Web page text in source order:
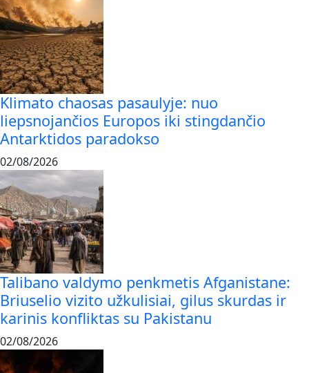
Klimato chaosas pasaulyje: nuo
liepsnojančios Europos iki stingdančio
Antarktidos paradokso
02/08/2026
Talibano valdymo penkmetis Afganistane:
Briuselio vizito užkulisiai, gilus skurdas ir
karinis konfliktas su Pakistanu
02/08/2026